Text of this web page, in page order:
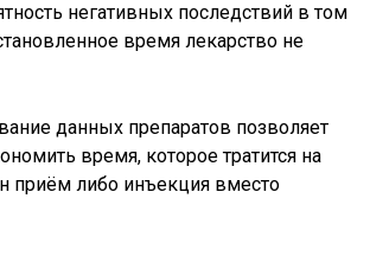
негативных последствий в том
время лекарство не
данных препаратов позволяет
время, которое тратится на
приём либо инъекция вместо